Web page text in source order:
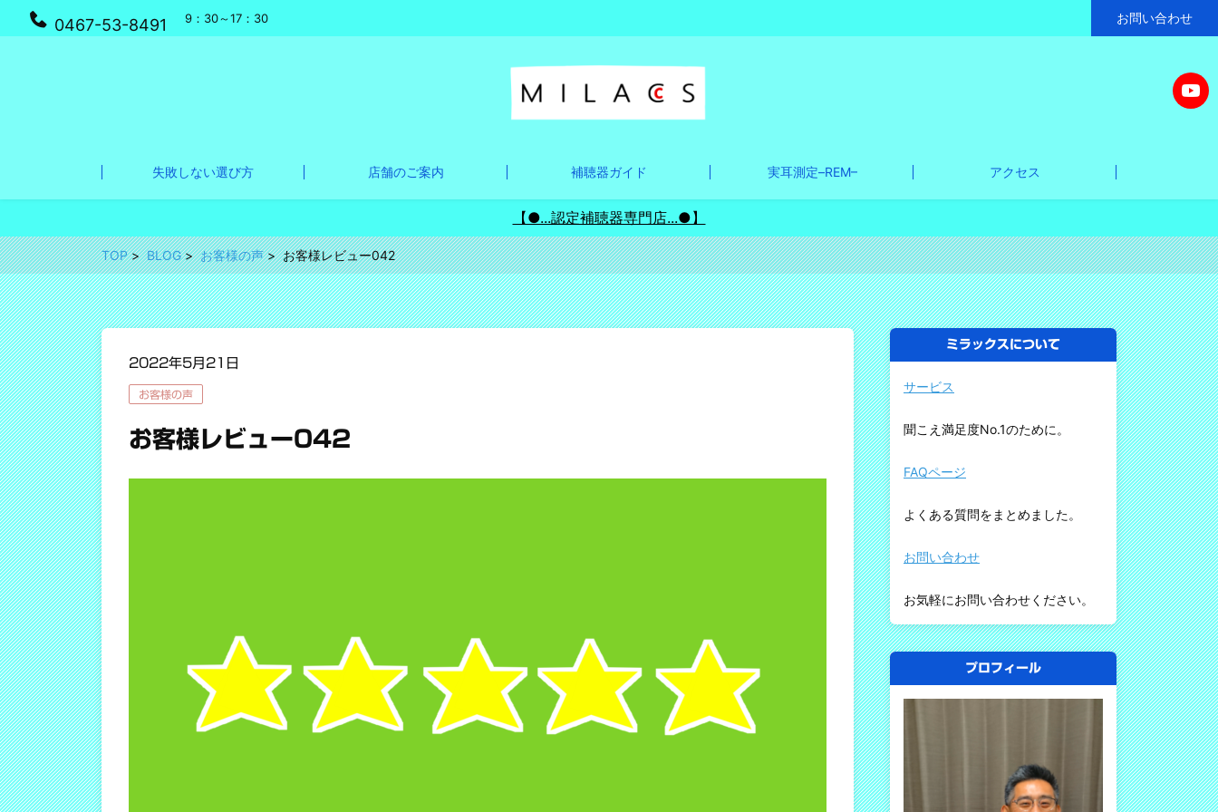
0467-53-8491 9：30～17：30 お問い合わせ
失敗しない選び方 店舗のご案内 補聴器ガイド 実耳測定–REM– アクセス
【●...認定補聴器専門店...●】
TOP BLOG お客様の声 お客様レビュー042
2022年5月21日
お客様の声
お客様レビュー042
ミラックスについて
サービス
聞こえ満足度No.1のために。
FAQページ
よくある質問をまとめました。
お問い合わせ
お気軽にお問い合わせください。
プロフィール